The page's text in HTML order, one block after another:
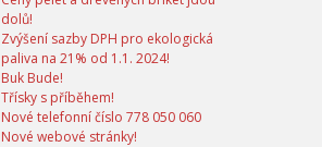
dolů!
Zvýšení sazby DPH pro ekologická
paliva na 21% od 1.1. 2024!
Buk Bude!
Třísky s příběhem!
Nové telefonní číslo 778 050 060
Nové webové stránky!